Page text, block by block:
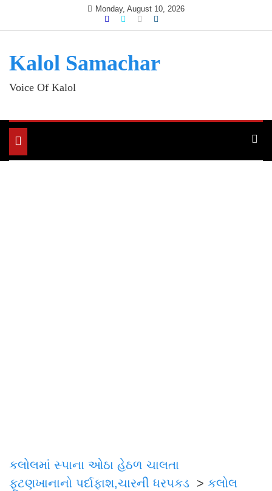
Monday, August 10, 2026
Kalol Samachar
Voice Of Kalol
Toggle
navigation
કલોલમાં સ્પાના ઓઠા હેઠળ ચાલતા
ફૂટણખાનાનો પર્દાફાશ,ચારની ધરપકડ > કલોલ